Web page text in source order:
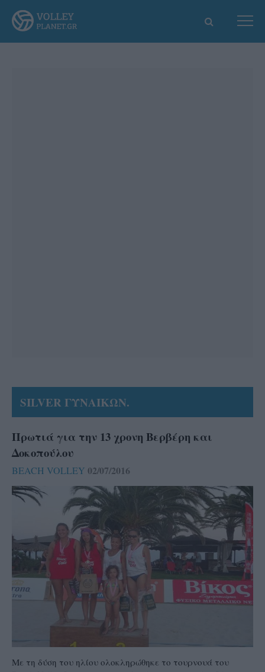
SILVER ΓΥΝΑΙΚΩΝ.
Πρωτιά για την 13 χρονη Βερβέρη και
Δοκοπούλου
BEACH VOLLEY 02/07/2016
Με τη δύση του ηλίου ολοκληρώθηκε το τουρνουά του